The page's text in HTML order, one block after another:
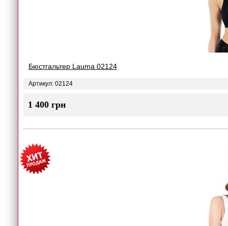
Бюстгальтер Lauma 02124
Артикул: 02124
1 400 грн